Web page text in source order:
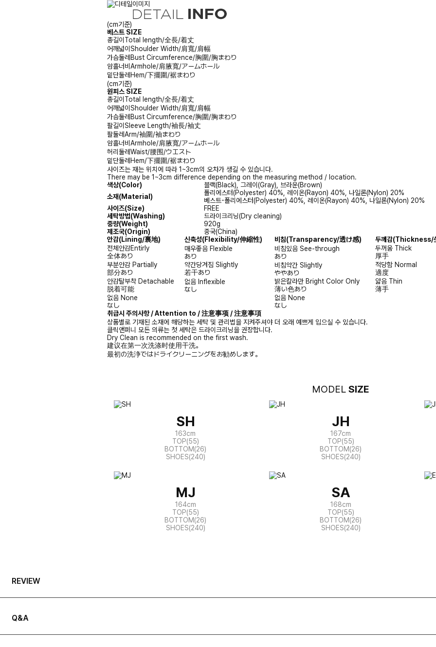
(cm기준)
베스트 SIZE
총길이 Total length/全長/着丈
어깨넓이 Shoulder Width/肩寬/肩幅
가슴둘레 Bust Circumference/胸圍/胸まわり
암홀너비 Armhole/肩腋寬/アームホール
밑단둘레 Hem/下擺圍/裾まわり
(cm기준)
원피스 SIZE
총길이 Total length/全長/着丈
어깨넓이 Shoulder Width/肩寬/肩幅
가슴둘레 Bust Circumference/胸圍/胸まわり
팔길이 Sleeve Length/袖長/袖丈
팔둘레Arm/袖圍/袖まわり
암홀너비 Armhole/肩腋寬/アームホール
허리둘레Waist/腰围/ウエスト
밑단둘레 Hem/下擺圍/裾まわり
사이즈는 재는 위치에 따라 1~3cm의 오차가 생길 수 있습니다.
There may be 1~3cm difference depending on the measuring method / location.
색상(Color)
블랙(Black), 그레이(Gray), 브라운(Brown)
소재(Material)
폴리에스터(Polyester) 40%, 레이온(Rayon) 40%, 나일론(Nylon) 20%
베스트-폴리에스터(Polyester) 40%, 레이온(Rayon) 40%, 나일론(Nylon) 20%
사이즈(Size)
FREE
세탁방법(Washing)
드라이크리닝(Dry cleaning)
중량(Weight)
920g
제조국(Origin)
중국(China)
안감(Lining/裏地) 신축성(Flexibility/伸縮性) 비침(Transparency/透け感) 두께감(Thickness/
전체안감Entirly
全体あり
매우좋음 Flexible
あり
비침있음 See-through
あり
두꺼움 Thick
厚手
부분안감 Partially
部分あり
약간당겨짐 Slightly
若干あり
비침약간 Slightly
ややあり
적당함 Normal
適度
안감탈부착 Detachable
脱着可能
없음 Inflexible
なし
밝은칼라만 Bright Color Only
薄い色あり
얇음 Thin
薄手
없음 None
なし
없음 None
なし
취급시 주의사항 / Attention to / 注意事项 / 注意事項
상품별로 기재된 소재에 해당하는 세탁 및 관리법을 지켜주셔야 더 오래 예쁘게 입으실 수 있습니다.
클릭앤퍼니 모든 의류는 첫 세탁은 드라이크리닝을 권장합니다.
Dry Clean is recommended on the first wash.
建议在第一次洗涤时使用干洗。
最初の洗浄ではドライクリーニングをお勧めします。
MODEL SIZE
SH
163cm
TOP(55)
BOTTOM(26)
SHOES(240)
JH
167cm
TOP(55)
BOTTOM(26)
SHOES(240)
MJ
164cm
TOP(55)
BOTTOM(26)
SHOES(240)
SA
168cm
TOP(55)
BOTTOM(26)
SHOES(240)
REVIEW
Q&A